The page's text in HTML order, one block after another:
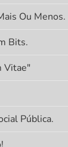
Ou Menos.
Bits.
Vitae"
Pública.